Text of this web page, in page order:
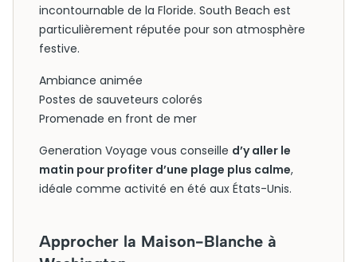
incontournable de la Floride. South Beach est
particulièrement réputée pour son atmosphère
festive.
Ambiance animée
Postes de sauveteurs colorés
Promenade en front de mer
Generation Voyage vous conseille d’y aller le
matin pour profiter d’une plage plus calme,
idéale comme activité en été aux États-Unis.
Approcher la Maison-Blanche à